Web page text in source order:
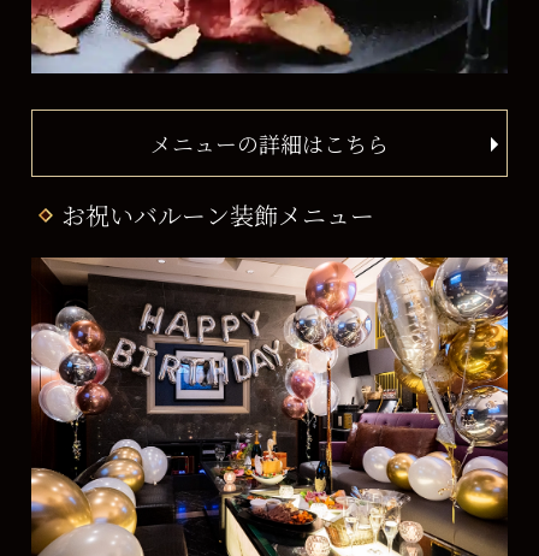
メニューの詳細はこちら
お祝いバルーン装飾メニュー